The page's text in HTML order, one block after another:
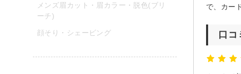
で、カー
口コ
メンズ眉カット・眉カラー・脱色(ブリ
ーチ)
顔そり・シェービング